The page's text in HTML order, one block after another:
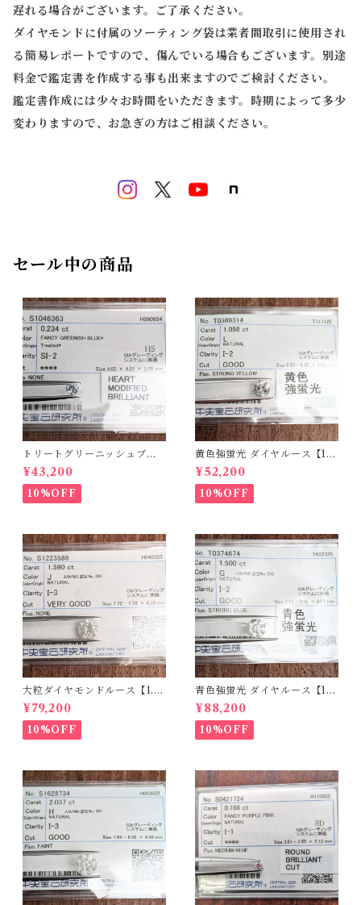
遅れる場合がございます。ご了承ください。
ダイヤモンドに付属のソーティング袋は業者間取引に使用され
る簡易レポートですので、傷んでいる場合もございます。別途
料金で鑑定書を作成する事も出来ますのでご検討ください。
鑑定書作成には少々お時間をいただきます。時期によって多少
変わりますので、お急ぎの方はご相談ください。
セール中の商品
トリートグリーニッシュブル
ーダイヤルース【0.234ct】P
RO206812
¥43,200
10%OFF
黄色強蛍光 ダイヤルース【1.0
98ct】PRO208215
¥52,200
10%OFF
大粒ダイヤモンドルース【1.5
90ct】PRO207355
¥79,200
10%OFF
青色強蛍光 ダイヤルース【1.5
00ct】PRO208926
¥88,200
10%OFF